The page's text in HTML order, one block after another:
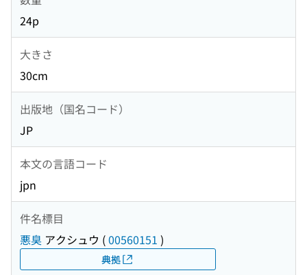
24p
大きさ
30cm
出版地（国名コード）
JP
本文の言語コード
jpn
件名標目
悪臭 アクシュウ (00560151 )
典拠